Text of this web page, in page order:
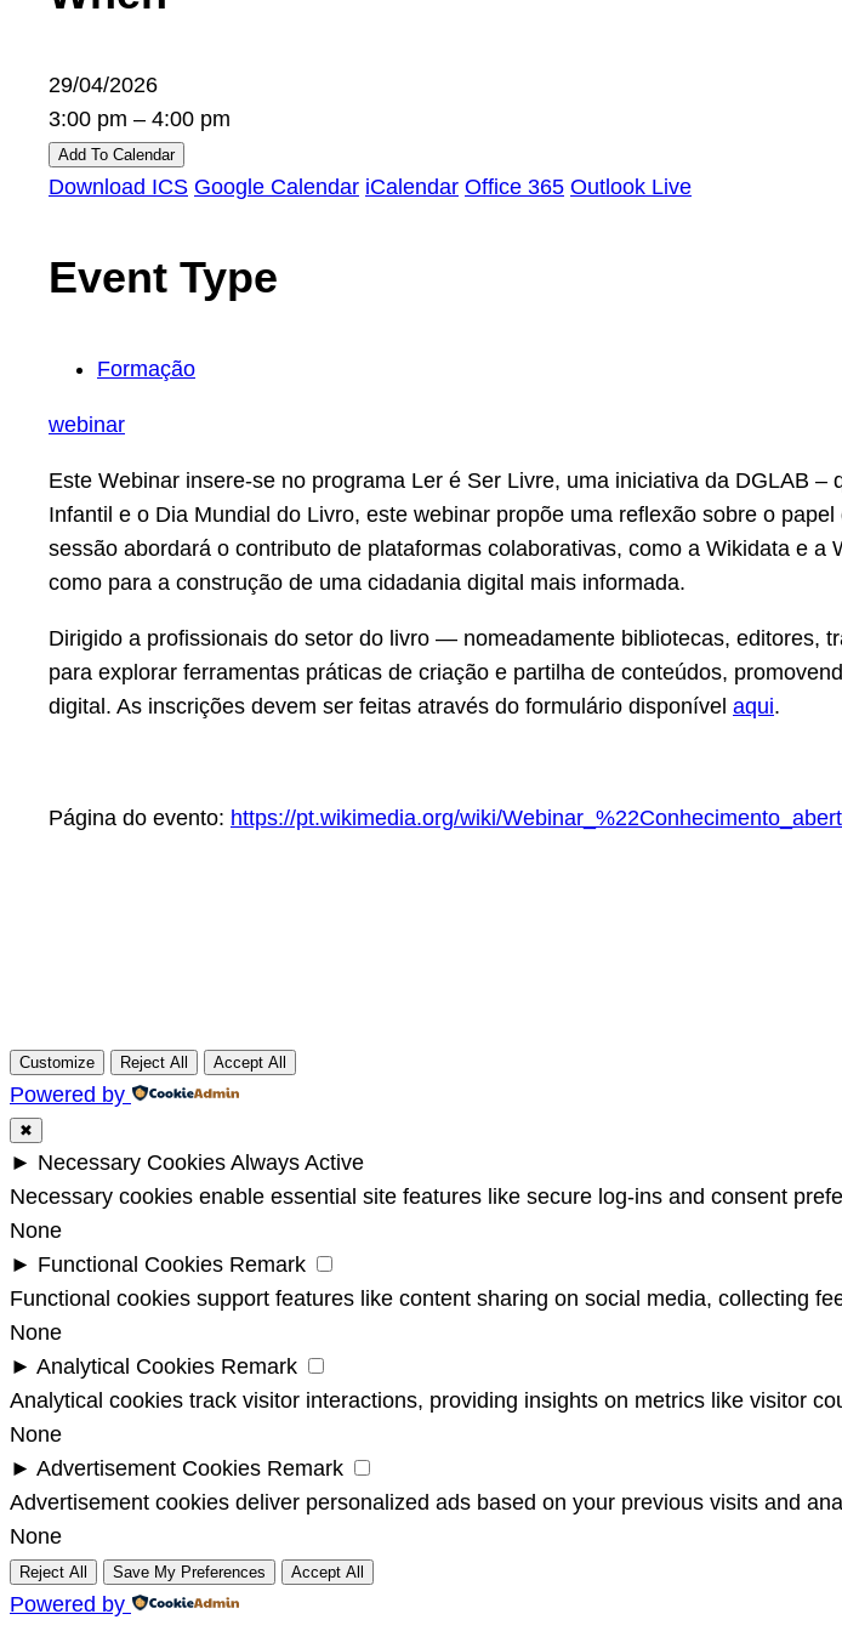
29/04/2026
3:00 pm – 4:00 pm
Add To Calendar
Download ICS Google Calendar iCalendar Office 365 Outlook Live
Event Type
Formação
webinar
Este Webinar insere-se no programa Ler é Ser Livre, uma iniciativa da DGLAB
Infantil e o Dia Mundial do Livro, este webinar propõe uma reflexão sobre o
sessão abordará o contributo de plataformas colaborativas, como a Wikidata e
como para a construção de uma cidadania digital mais informada.
Dirigido a profissionais do setor do livro — nomeadamente bibliotecas,
para explorar ferramentas práticas de criação e partilha de conteúdos,
digital. As inscrições devem ser feitas através do formulário disponível aqui.
Página do evento: https://pt.wikimedia.org/wiki/
Customize Reject All Accept All
Powered by
✖
► Necessary Cookies Always Active
Necessary cookies enable essential site features like secure log-ins and consent
None
► Functional Cookies Remark
Functional cookies support features like content sharing on social media, collecting
None
► Analytical Cookies Remark
Analytical cookies track visitor interactions, providing insights on metrics like visitor
None
► Advertisement Cookies Remark
Advertisement cookies deliver personalized ads based on your previous visits and
None
Reject All Save My Preferences Accept All
Powered by